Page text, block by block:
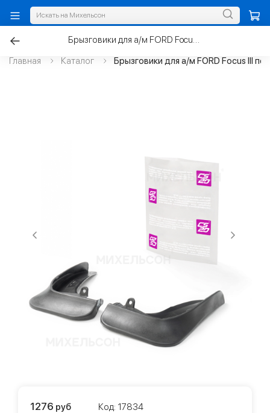
Главная Каталог Брызговики для а/м FORD Focus III
1276 руб Код: 17834